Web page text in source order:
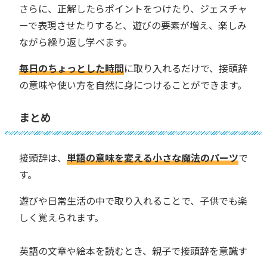
さらに、正解したらポイントをつけたり、ジェスチャ
ーで表現させたりすると、遊びの要素が増え、楽しみ
ながら繰り返し学べます。
毎日のちょっとした時間に取り入れるだけで、接頭辞
の意味や使い方を自然に身につけることができます。
まとめ
接頭辞は、 単語の意味を変える小さな魔法のパーツで
す。
遊びや日常生活の中で取り入れることで、子供でも楽
しく覚えられます。
英語の文章や絵本を読むとき、親子で接頭辞を意識す